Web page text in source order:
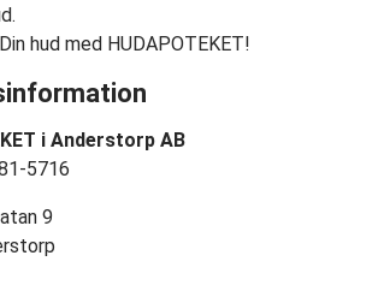
hud med HUDAPOTEKET!
i Anderstorp AB
5716
9